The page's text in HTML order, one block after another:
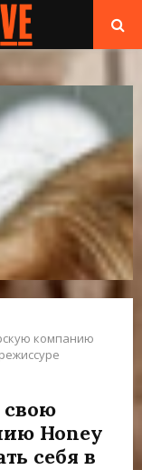
компанию
Honey
себя в